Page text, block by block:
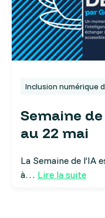
Inclusion numérique
Semaine
au 22 mai
La Semaine de l’IA
à… Lire la suite